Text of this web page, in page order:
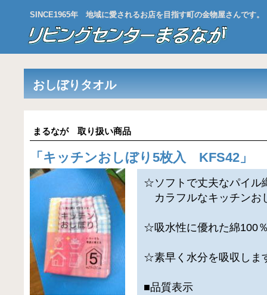
SINCE1965年 地域に愛されるお店を目指す町の金物屋さんです。
おしぼりタオル
まるなが 取り扱い商品
「 キッチンおしぼり5枚入 KFS42 」
☆ソフトで丈夫なパイル
カラフルなキッチンお
☆吸水性に優れた綿100
☆素早く水分を吸収しま
■品質表示